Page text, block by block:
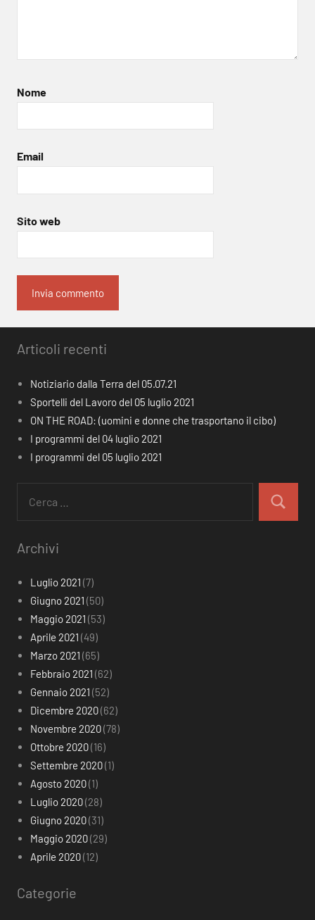
Nome
Email
Sito web
Articoli recenti
Notiziario dalla Terra del 05.07.21
Sportelli del Lavoro del 05 luglio 2021
ON THE ROAD: (uomini e donne che trasportano il cibo)
I programmi del 04 luglio 2021
I programmi del 05 luglio 2021
per:
Cerca
Archivi
Luglio 2021 (7)
Giugno 2021 (50)
Maggio 2021 (53)
Aprile 2021 (49)
Marzo 2021 (65)
Febbraio 2021 (62)
Gennaio 2021 (52)
Dicembre 2020(62)
Novembre 2020(78)
Ottobre 2020(16)
Settembre 2020(1)
Agosto 2020(1)
Luglio 2020(28)
Giugno 2020(31)
Maggio 2020(29)
Aprile 2020(12)
Categorie